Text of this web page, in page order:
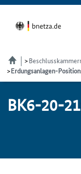
Erdungsanlagen-
BK6-20-